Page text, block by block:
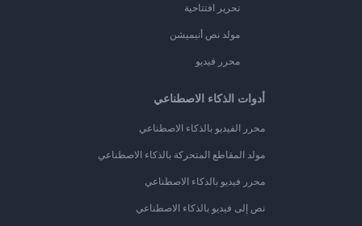
تحرير افتتاحية
مولد نص أنيميشن
محرر فيديو
أدوات الذكاء الاصطناعي
محرر الفيديو بالذكاء الاصطناعي
مولد المقاطع المتحركة بالذكاء الاصطناعي
محرر فيديو بالذكاء الاصطناعي
نص إلى فيديو بالذكاء الاصطناعي